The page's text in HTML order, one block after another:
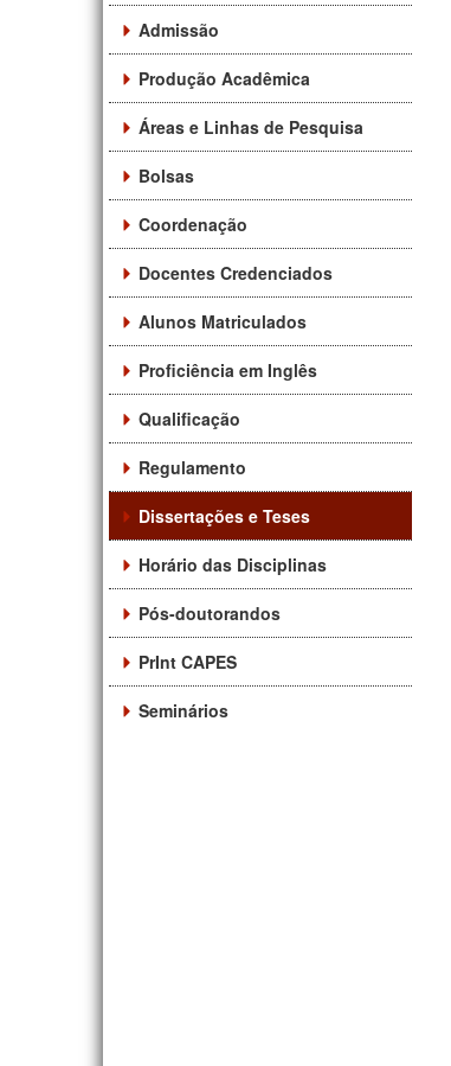
Admissão
Produção Acadêmica
Áreas e Linhas de Pesquisa
Bolsas
Coordenação
Docentes Credenciados
Alunos Matriculados
Proficiência em Inglês
Qualificação
Regulamento
Dissertações e Teses
Horário das Disciplinas
Pós-doutorandos
PrInt CAPES
Seminários